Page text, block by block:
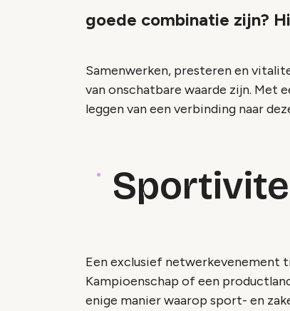
goede combinatie zijn?
Samenwerken, presteren en
van onschatbare waarde zijn. Met
leggen van een verbinding naar
Een exclusief netwerkevenement
Kampioenschap of een
enige manier waarop sport- en